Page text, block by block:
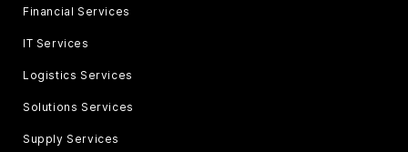
Financial Services
IT Services
Logistics Services
Solutions Services
Supply Services